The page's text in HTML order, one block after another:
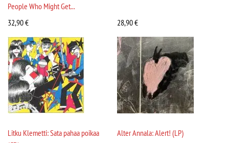
People Who Might Get...
32,90€ 28,90€
Litku Klemetti: Sata pahaa poikaa
Alter Annala: Alert! (LP)